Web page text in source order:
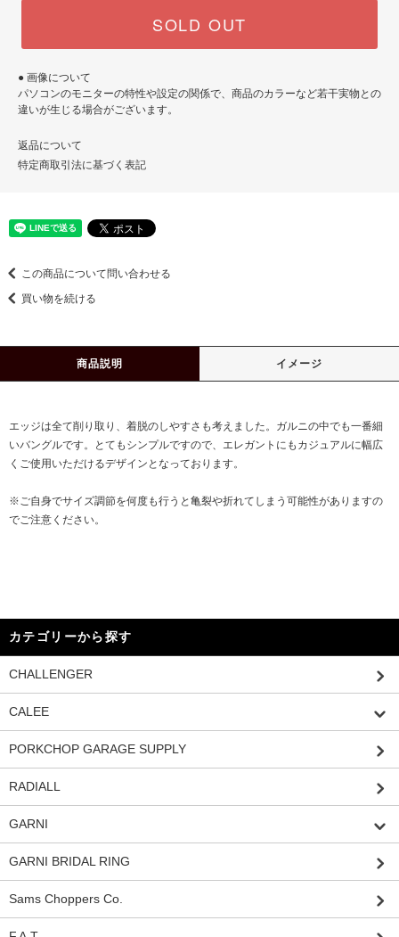
SOLD OUT
● 画像について
パソコンのモニターの特性や設定の関係で、商品のカラーなど若干実物との
違いが生じる場合がございます。
返品について
特定商取引法に基づく表記
この商品について問い合わせる
買い物を続ける
商品説明 イメージ
エッジは全て削り取り、着脱のしやすさも考えました。ガルニの中でも一番細
いバングルです。とてもシンプルですので、エレガントにもカジュアルに幅広
くご使用いただけるデザインとなっております。
※ご自身でサイズ調節を何度も行うと亀裂や折れてしまう可能性がありますの
でご注意ください。
カテゴリーから探す
CHALLENGER
CALEE
PORKCHOP GARAGE SUPPLY
RADIALL
GARNI
GARNI BRIDAL RING
Sams Choppers Co.